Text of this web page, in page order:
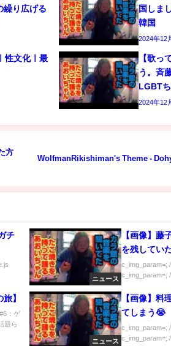
り広げる
国しま
韓国
2024年12
性文化ㅣ最
【歌っ
う。斉
LGBTち
2024年12
方
WolfmanRikishiman's Theme -
チ
ニュース
【画像】藤
を残していた
c_img_param=;
c_img_param=;
】
：ゲ
題ら
ニュース
【画像】料
てしまう😭
c_img_param=;
c_img_param=;